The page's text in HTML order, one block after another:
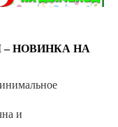
– НОВИНКА НА
и